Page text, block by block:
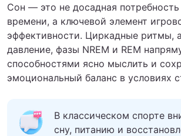
Сон — это не досадная потребность
времени, а ключевой элемент
эффективности. Циркадные ритмы,
давление, фазы NREM и REM
способностями ясно мыслить и
эмоциональный баланс в условиях
В классическом спорте
сну, питанию и